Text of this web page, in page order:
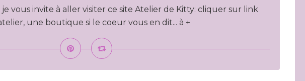
vous invite à aller visiter ce site Atelier de Kitty: cliquer sur link
une boutique si le coeur vous en dit... à +